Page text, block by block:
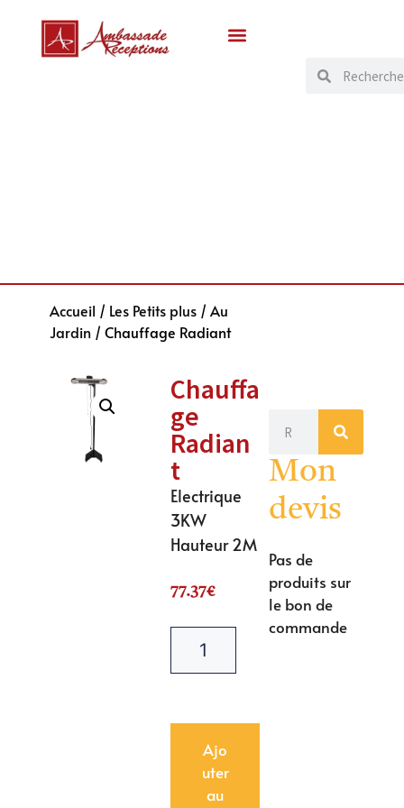
Accueil / Les Petits plus/ Au
Jardin/ Chauffage Radiant
Chauffa
ge
Radian
t
Electrique
3KW
Hauteur 2M
77.37€
Ajo
uter
au
Mon
devis
Pas de
produits sur
le bon de
commande